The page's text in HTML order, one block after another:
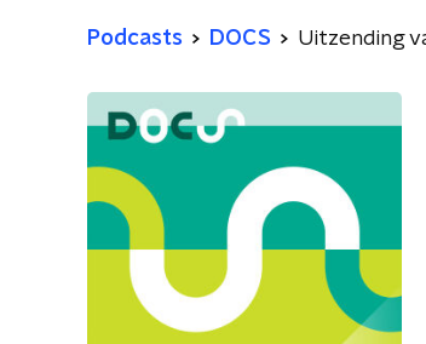
Podcasts DOCS Uitzending